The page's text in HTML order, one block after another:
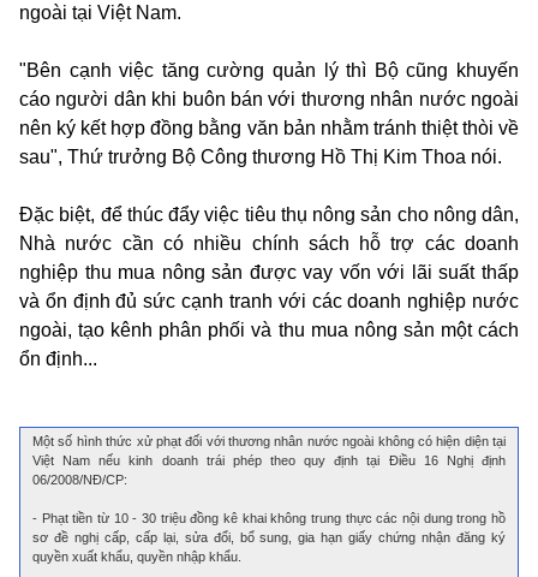
ngoài tại Việt Nam.
"Bên cạnh việc tăng cường quản lý thì Bộ cũng khuyến
cáo người dân khi buôn bán với thương nhân nước ngoài
nên ký kết hợp đồng bằng văn bản nhằm tránh thiệt thòi về
sau", Thứ trưởng Bộ Công thương Hồ Thị Kim Thoa nói.
Đặc biệt, để thúc đẩy việc tiêu thụ nông sản cho nông dân,
Nhà nước cần có nhiều chính sách hỗ trợ các doanh
nghiệp thu mua nông sản được vay vốn với lãi suất thấp
và ổn định đủ sức cạnh tranh với các doanh nghiệp nước
ngoài, tạo kênh phân phối và thu mua nông sản một cách
ổn định...
Một số hình thức xử phạt đối với thương nhân nước ngoài không có hiện diện tại
Việt Nam nếu kinh doanh trái phép theo quy định tại Điều 16 Nghị định
06/2008/NĐ/CP:
- Phạt tiền từ 10 - 30 triệu đồng kê khai không trung thực các nội dung trong hồ
sơ đề nghị cấp, cấp lại, sửa đổi, bổ sung, gia hạn giấy chứng nhận đăng ký
quyền xuất khẩu, quyền nhập khẩu.